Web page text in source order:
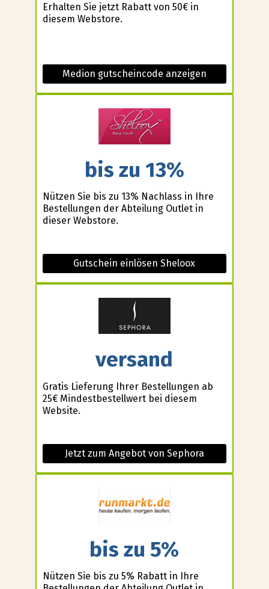
Erhalten Sie jetzt Rabatt von 50€ in
diesem Webstore.
Medion gutscheincode anzeigen
bis zu 13%
Nützen Sie bis zu 13% Nachlass in Ihre
Bestellungen der Abteilung Outlet in
dieser Webstore.
Gutschein einlösen Sheloox
versand
Gratis Lieferung Ihrer Bestellungen ab
25€ Mindestbestellwert bei diesem
Website.
Jetzt zum Angebot von Sephora
bis zu 5%
Nützen Sie bis zu 5% Rabatt in Ihre